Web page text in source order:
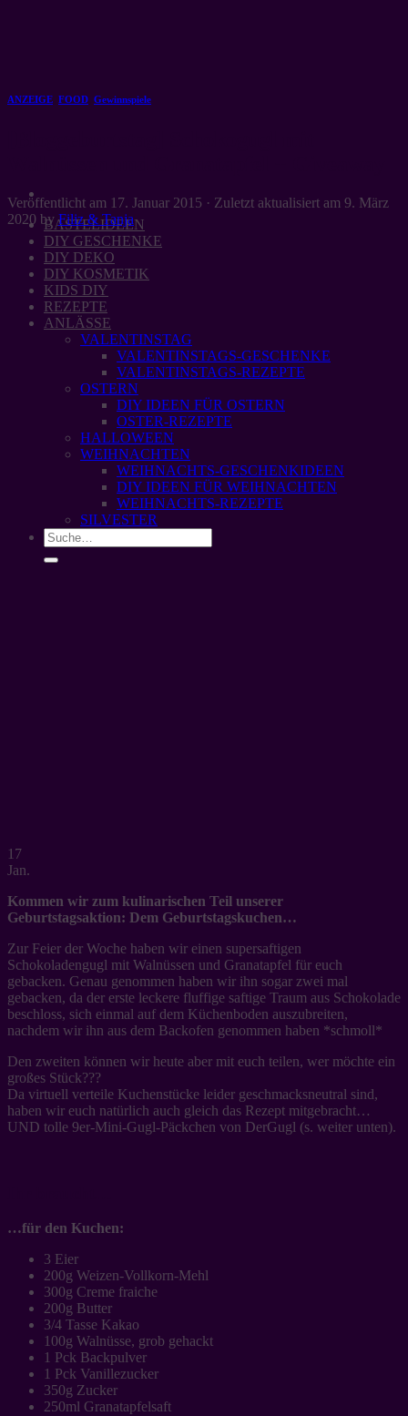
BASTELIDEEN
DIY GESCHENKE
DIY DEKO
DIY KOSMETIK
KIDS DIY
REZEPTE
ANLÄSSE
VALENTINSTAG
VALENTINSTAGS-GESCHENKE
VALENTINSTAGS-REZEPTE
OSTERN
DIY IDEEN FÜR OSTERN
OSTER-REZEPTE
HALLOWEEN
WEIHNACHTEN
WEIHNACHTS-GESCHENKIDEEN
DIY IDEEN FÜR WEIHNACHTEN
WEIHNACHTS-REZEPTE
SILVESTER
ANZEIGE FOOD Gewinnspiele
Veröffentlicht am 17. Januar 2015 · Zuletzt aktualisiert am 9. März
2020 byFiliz & Tanja
17
Jan.
Kommen wir zum kulinarischen Teil unserer
Geburtstagsaktion: Dem Geburtstagskuchen…
Zur Feier der Woche haben wir einen supersaftigen
Schokoladengugl mit Walnüssen und Granatapfel für euch
gebacken. Genau genommen haben wir ihn sogar zwei mal
gebacken, da der erste leckere fluffige saftige Traum aus Schokolade
beschloss, sich einmal auf dem Küchenboden auszubreiten,
nachdem wir ihn aus dem Backofen genommen haben *schmoll*
Den zweiten können wir heute aber mit euch teilen, wer möchte ein
großes Stück???
Da virtuell verteile Kuchenstücke leider geschmacksneutral sind,
haben wir euch natürlich auch gleich das Rezept mitgebracht…
UND tolle 9er-Mini-Gugl-Päckchen von DerGugl (s. weiter unten).
…für den Kuchen:
3 Eier
200g Weizen-Vollkorn-Mehl
300g Creme fraiche
200g Butter
3/4 Tasse Kakao
100g Walnüsse, grob gehackt
1 Pck Backpulver
1 Pck Vanillezucker
350g Zucker
250ml Granatapfelsaft